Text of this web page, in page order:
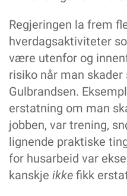
Regjeringen la frem
hverdagsaktiviteter
være utenfor og
risiko når man
Gulbrandsen.
erstatning om man
jobben, var trening,
lignende praktiske
for husarbeid var
kanskje ikke fikk